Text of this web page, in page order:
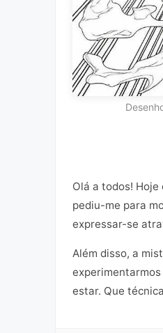
Olá a todos!
pediu-me para
expressar-se
Além disso, a
estar. Que